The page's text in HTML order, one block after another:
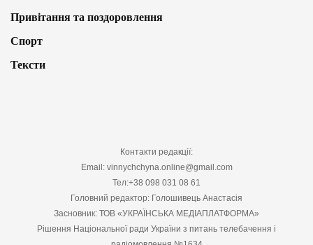
Привітання та поздоровлення
Спорт
Тексти
Контакти редакції:
Email: vinnychchyna.online@gmail.com
Тел:+38 098 031 08 61
Головний редактор: Голошивець Анастасія
Засновник: ТОВ «УКРАЇНСЬКА МЕДІАПЛАТФОРМА»
Рішення Національної ради України з питань телебачення і